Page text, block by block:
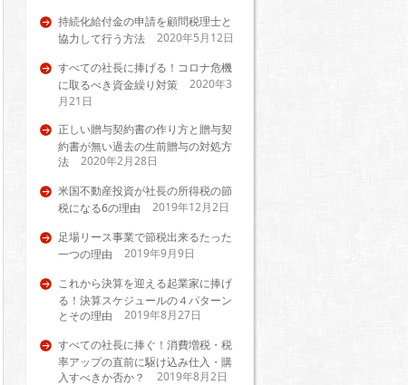
持続化給付金の申請を顧問税理士と
協力して行う方法
2020年5月12日
すべての社長に捧げる！コロナ危機
に取るべき資金繰り対策 2020年3
月21日
正しい贈与契約書の作り方と贈与契
約書が無い過去の生前贈与の対処方
法
2020年2月28日
米国不動産投資が社長の所得税の節
税になる6の理由
2019年12月2日
足場リース事業で節税出来るたった
一つの理由
2019年9月9日
これから決算を迎える起業家に捧げ
る！決算スケジュールの４パターン
とその理由
2019年8月27日
すべての社長に捧ぐ！消費増税・税
率アップの直前に駆け込み仕入・購
入すべきか否か？
2019年8月2日